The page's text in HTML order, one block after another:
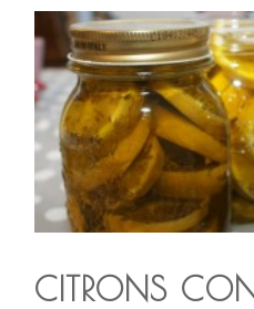
CITRONS